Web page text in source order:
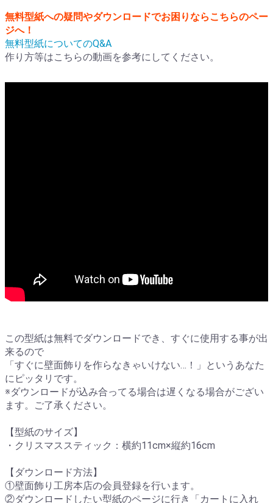
無料型紙への疑問やダウンロードでお困りならこちらのペー
ジへ！
無料型紙についてのQ&A
作り方等はこちらの動画を参考にしてください。
この型紙は無料でダウンロードでき、すぐに使用する事が出
来るので
「すぐに壁面飾りを作らなきゃいけない…！」というあなた
にピッタリです。
※ダウンロードが込み合ってる場合は遅くなる場合がござい
ます。ご了承ください。
【型紙のサイズ】
・クリスマススティック：横約11cm×縦約16cm
【ダウンロード方法】
①壁面飾り工房本店の会員登録を行います。
②ダウンロードしたい型紙のページに行き「カートに入れ